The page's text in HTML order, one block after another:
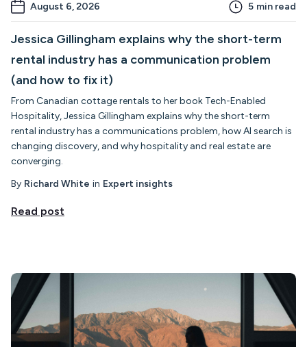
August 6, 2026 5 min read
Jessica Gillingham explains why the short-term
rental industry has a communication problem
(and how to fix it)
From Canadian cottage rentals to her book Tech-Enabled
Hospitality, Jessica Gillingham explains why the short-term
rental industry has a communications problem, how AI search is
changing discovery, and why hospitality and real estate are
converging.
By Richard White in Expert insights
Read post